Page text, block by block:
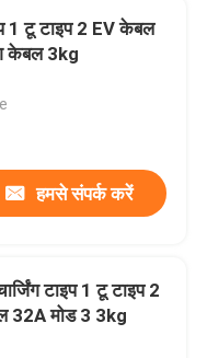
1 टू टाइप 2 EV केबल
केबल 3kg
हमसे संपर्क करें
टाइप 1 टू टाइप 2
32A मोड 3 3kg